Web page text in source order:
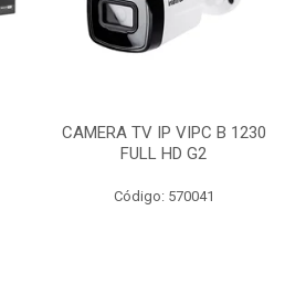
CAMERA TV IP VIPC B 1230
FULL HD G2
Código: 570041